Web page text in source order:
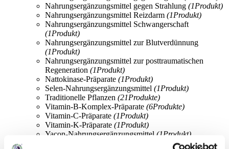
Nahrungsergänzungsmittel gegen Strahlung (1Produkt)
Nahrungsergänzungsmittel Reizdarm (1Produkt)
Nahrungsergänzungsmittel Schwangerschaft
(1Produkt)
Nahrungsergänzungsmittel zur Blutverdünnung
(1Produkt)
Nahrungsergänzungsmittel zur posttraumatischen
Regeneration (1Produkt)
Nattokinase-Präparate (1Produkt)
Selen-Nahrungsergänzungsmittel (1Produkt)
Traditionelle Pflanzen (21Produkte)
Vitamin-B-Komplex-Präparate (6Produkte)
Vitamin-C-Präparate (1Produkt)
Vitamin-K-Präparate (1Produkt)
Yacon-Nahrungsergänzungsmittel (1Produkt)